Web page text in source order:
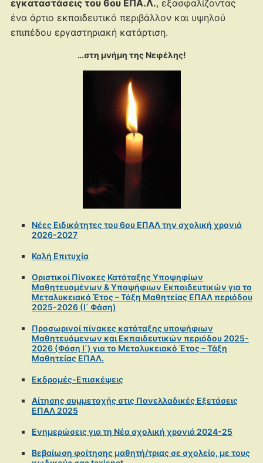
εγκαταστάσεις του 6ου ΕΠΑ.Λ., εξασφαλίζοντας
ένα άρτιο εκπαιδευτικό περιβάλλον και υψηλού
επιπέδου εργαστηριακή κατάρτιση.
…στη μνήμη της Νεφέλης!
Νέες Ειδικότητες του 6ου ΕΠΑΛ την σχολική χρονιά
2026-2027
Καλή Επιτυχία
Οριστικοί Πίνακες Κατάταξης Υποψηφίων
Μαθητευομένων & Υποψήφιων Εκπαιδευτικών για το
Μεταλυκειακό Έτος – Τάξη Μαθητείας ΕΠΑΛ περιόδου
2025-2026 (Ι΄ Φάση)
Προσωρινοί πίνακες κατάταξης υποψήφιων
Μαθητευόμενων και Εκπαιδευτικών περιόδου 2025-
2026 (Φάση Ι΄) για το Μεταλυκειακό Έτος – Τάξη
Μαθητείας ΕΠΑΛ.
Εκδρομές-Επισκέψεις
Αίτησης συμμετοχής στις Πανελλαδικές Εξετάσεις
ΕΠΑΛ 2025
Ενημερώσεις για τη Νέα σχολική χρονιά 2024-25
Βεβαίωση φοίτησης μαθητή/τριας σε σχολείο, με τους